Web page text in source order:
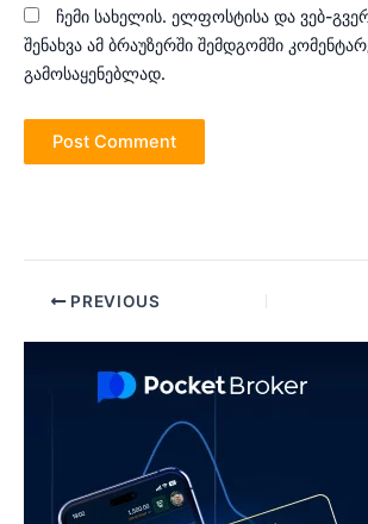
ჩემი სახელის. ელფოსტისა და ვებ-
შენახვა ამ ბრაუზერში შემდგომში
გამოსაყენებლად.
Post PREVIOUS